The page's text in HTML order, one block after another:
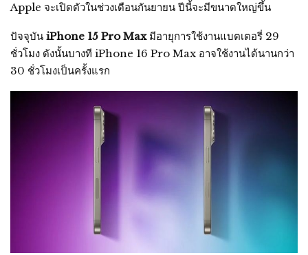
Apple จะเปิดตัวในช่วงเดือนกันยายน ปีนี้จะมีขนาดใหญ่ขึ้น
ปัจจุบัน ‌ iPhone 15 Pro‌ Maxมีอายุการใช้งานแบตเตอรี่ 29
ชั่วโมง ดังนั้นบางที ‌iPhone 16 Pro‌ Max อาจใช้งานได้นานกว่า
30 ชั่วโมงเป็นครั้งแรก